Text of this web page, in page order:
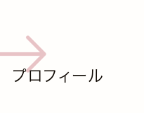
プロフィール